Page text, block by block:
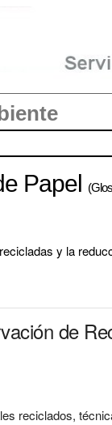
Papel
y la
de
reciclados,